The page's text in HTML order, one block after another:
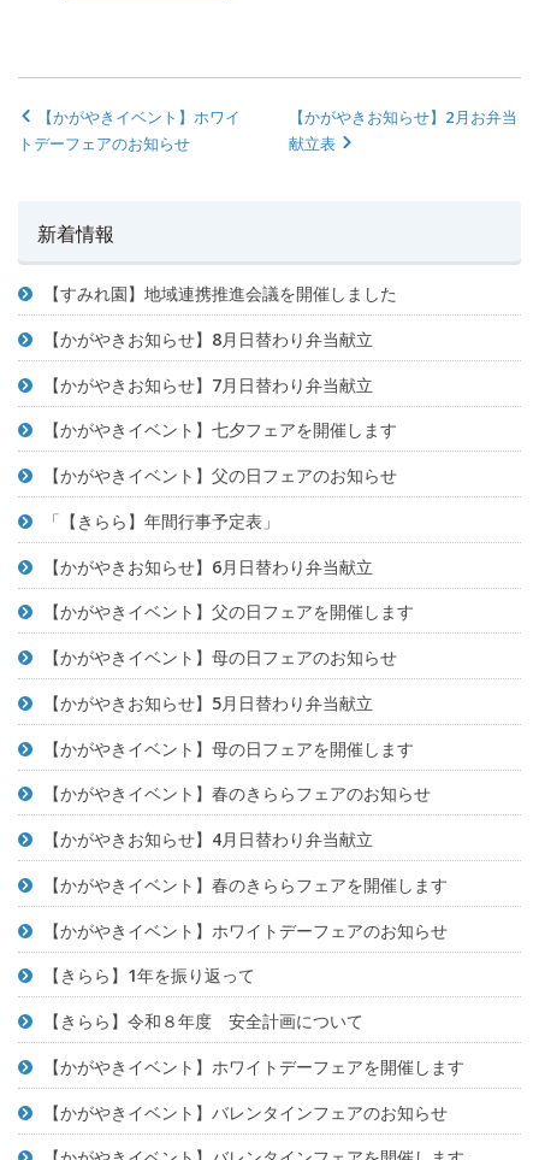
【かがやきイベント】ホワイ
トデーフェアのお知らせ
【かがやきお知らせ】2月お弁当
献立表
新着情報
【すみれ園】地域連携推進会議を開催しました
【かがやきお知らせ】8月日替わり弁当献立
【かがやきお知らせ】7月日替わり弁当献立
【かがやきイベント】七夕フェアを開催します
【かがやきイベント】父の日フェアのお知らせ
「【きらら】年間行事予定表」
【かがやきお知らせ】6月日替わり弁当献立
【かがやきイベント】父の日フェアを開催します
【かがやきイベント】母の日フェアのお知らせ
【かがやきお知らせ】5月日替わり弁当献立
【かがやきイベント】母の日フェアを開催します
【かがやきイベント】春のきららフェアのお知らせ
【かがやきお知らせ】4月日替わり弁当献立
【かがやきイベント】春のきららフェアを開催します
【かがやきイベント】ホワイトデーフェアのお知らせ
【きらら】1年を振り返って
【きらら】令和８年度 安全計画について
【かがやきイベント】ホワイトデーフェアを開催します
【かがやきイベント】バレンタインフェアのお知らせ